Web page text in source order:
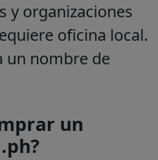
y organizaciones
oficina local.
un nombre de
un